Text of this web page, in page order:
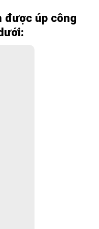
được úp công